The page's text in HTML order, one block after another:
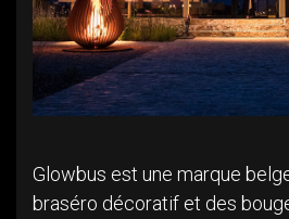
Glowbus est une marque
braséro décoratif et des